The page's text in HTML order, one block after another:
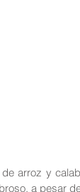
de arroz y
a pesar